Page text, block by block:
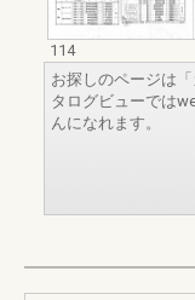
114
お探しのページは
タログビューでは
んになれます。